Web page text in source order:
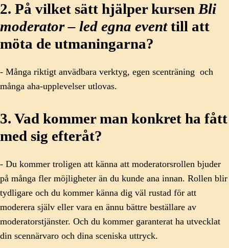
2. På vilket sätt hjälper kursen Bli
moderator – led egna eventtill att
möta de utmaningarna?
- Många riktigt anvädbara verktyg, egen scenträning och
många aha-upplevelser utlovas.
3. Vad kommer man konkret ha fått
med sig efteråt?
- Du kommer troligen att känna att moderatorsrollen bjuder
på många fler möjligheter än du kunde ana innan. Rollen blir
tydligare och du kommer känna dig väl rustad för att
moderera själv eller vara en ännu bättre beställare av
moderatorstjänster. Och du kommer garanterat ha utvecklat
din scennärvaro och dina sceniska uttryck.